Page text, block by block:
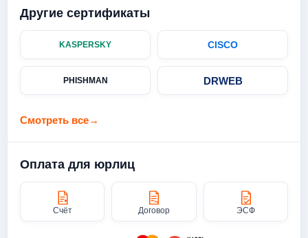
Другие сертификаты
KASPERSKY CISCO
PHISHMAN DRWEB
Смотреть все→
Оплата для юрлиц
Счёт Договор ЭСФ